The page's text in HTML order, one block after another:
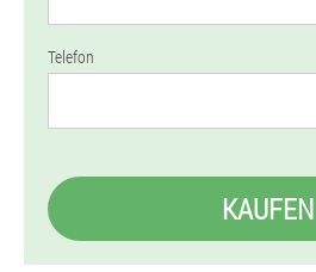
Telefon
KAUFEN